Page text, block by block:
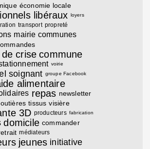
économie locale
libéraux loyers
transport propreté
mairie communes
crise commune
voirie
soignant groupe Facebook
alimentaire
repas newsletter
tissus visière
3D producteurs fabrication
domicile commander
médiateurs
jeunes initiative